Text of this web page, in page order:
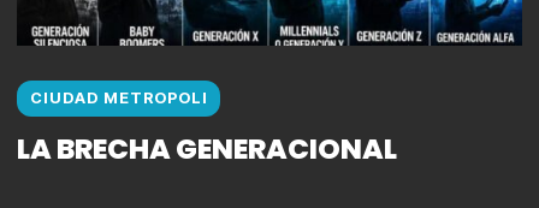
CIUDAD METROPOLI
LA BRECHA GENERACIONAL